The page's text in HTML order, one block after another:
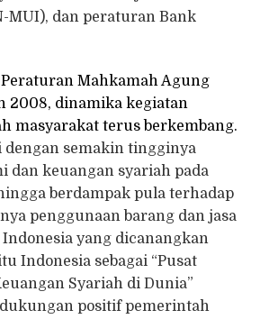
MUI), dan peraturan Bank
Mahkamah Agung
2008, dinamika kegiatan
masyarakat terus berkembang.
dengan semakin tingginya
dan keuangan syariah pada
berdampak pula terhadap
penggunaan barang dan jasa
yang dicanangkan
Indonesia sebagai “Pusat
Syariah di Dunia”
positif pemerintah